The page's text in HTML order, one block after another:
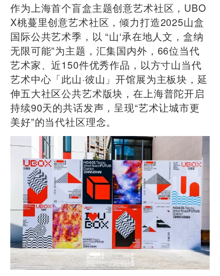
作为上海首个盲盒主题创意艺术社区，UBO
X桃蔓里创意艺术社区，倾力打造2025山盒
国际公共艺术季，以 “山‘承在地人文，盒纳
无限可能”为主题，汇集国内外，66位当代
艺术家、近150件优秀作品，以方寸山当代
艺术中心「此山·彼山」开馆展为主板块，延
伸五大社区公共艺术版块，在上海普陀开启
持续90天的共话发声，呈现“艺术让城市更
美好”的当代社区理念。